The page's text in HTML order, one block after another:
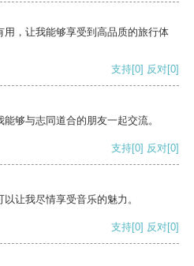
，让我能够享受到高品质的旅行体
支持[0] 反对[0]
够与志同道合的朋友一起交流。
支持[0] 反对[0]
让我尽情享受音乐的魅力。
支持[0] 反对[0]